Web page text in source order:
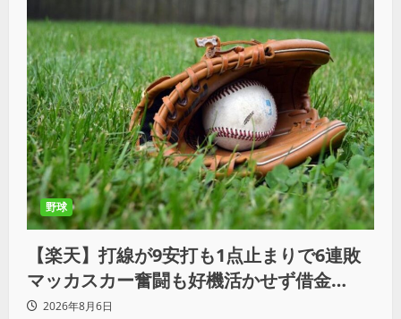
野球
【楽天】打線が9安打も1点止まりで6連敗
マッカスカー奮闘も好機活かせず借金
「22」
2026年8月6日